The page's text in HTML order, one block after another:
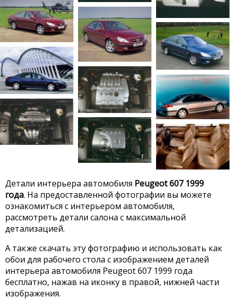
Детали интерьера автомобиля Peugeot 607 1999
года. На предоставленной фотографии вы можете
ознакомиться с интерьером автомобиля,
рассмотреть детали салона с максимальной
детализацией.
А также скачать эту фотографию и использовать как
обои для рабочего стола с изображением деталей
интерьера автомобиля Peugeot 607 1999 года
бесплатно, нажав на иконку в правой, нижней части
изображения.